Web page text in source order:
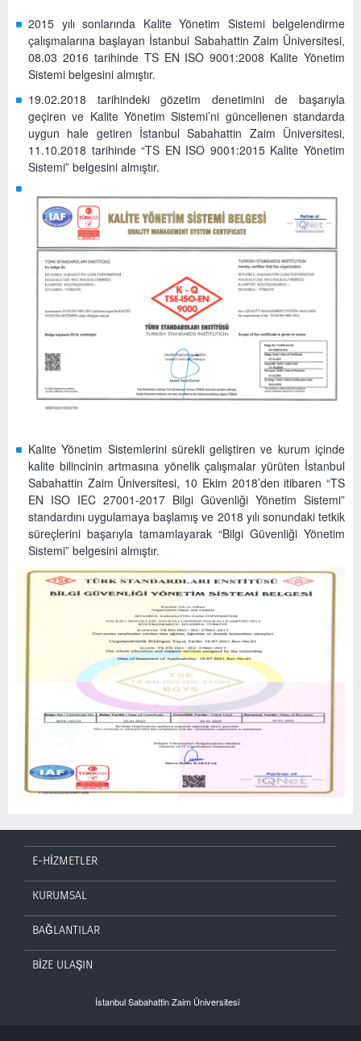
2015 yılı sonlarında Kalite Yönetim Sistemi belgelendirme
çalışmalarına başlayan İstanbul Sabahattin Zaim Üniversitesi,
08.03 2016 tarihinde TS EN ISO 9001:2008 Kalite Yönetim
Sistemi belgesini almıştır.
19.02.2018 tarihindeki gözetim denetimini de başarıyla
geçiren ve Kalite Yönetim Sistemi’ni güncellenen standarda
uygun hale getiren İstanbul Sabahattin Zaim Üniversitesi,
11.10.2018 tarihinde “TS EN ISO 9001:2015 Kalite Yönetim
Sistemi” belgesini almıştır.
Kalite Yönetim Sistemlerini sürekli geliştiren ve kurum içinde
kalite bilincinin artmasına yönelik çalışmalar yürüten İstanbul
Sabahattin Zaim Üniversitesi, 10 Ekim 2018’den itibaren “TS
EN ISO IEC 27001-2017 Bilgi Güvenliği Yönetim Sistemi”
standardını uygulamaya başlamış ve 2018 yılı sonundaki tetkik
süreçlerini başarıyla tamamlayarak “Bilgi Güvenliği Yönetim
Sistemi” belgesini almıştır.
E-HİZMETLER
KURUMSAL
BAĞLANTILAR
BİZE ULAŞIN
İstanbul Sabahattin Zaim Üniversitesi